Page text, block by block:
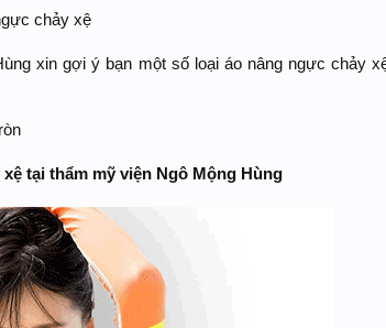
chảy xệ
xin gợi ý bạn một số loại áo nâng ngực chảy
tại thẩm mỹ viện Ngô Mộng Hùng